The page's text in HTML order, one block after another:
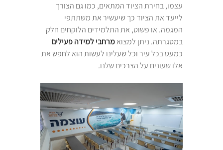
עצמו, בחירת הציוד המתאים, כמו גם הצורך
לייעד את הציוד כך שיעשיר את משתתפי
המגמה. או פשוט, את התלמידים הלוקחים חלק
במסגרתה. ניתן למצואמרחבי למידה פעילים
כמעט בכל עיר וכל שעלינו לעשות הוא לחפש את
אלו שעונים על הצרכים שלנו.